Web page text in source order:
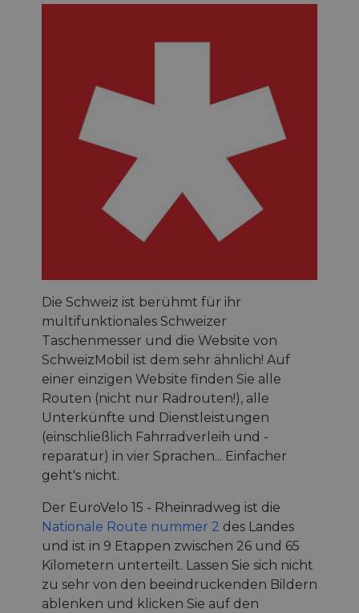
Die Schweiz ist berühmt für ihr
multifunktionales Schweizer
Taschenmesser und die Website von
SchweizMobil ist dem sehr ähnlich! Auf
einer einzigen Website finden Sie alle
Routen (nicht nur Radrouten!), alle
Unterkünfte und Dienstleistungen
(einschließlich Fahrradverleih und -
reparatur) in vier Sprachen... Einfacher
geht's nicht.
Der EuroVelo 15 - Rheinradweg ist die
Nationale Route nummer 2 des Landes
und ist in 9 Etappen zwischen 26 und 65
Kilometern unterteilt. Lassen Sie sich nicht
zu sehr von den beeindruckenden Bildern
ablenken und klicken Sie auf den